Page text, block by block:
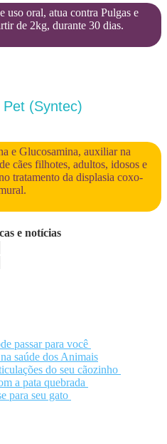
uso oral, atua contra Pulgas e
de 2kg, durante 30 dias.
(Syntec)
e Glucosamina, auxiliar na
cães filhotes, adultos, idosos e
tratamento da displasia coxo-
e notícias
passar para você
saúde dos Animais
do seu cãozinho
a pata quebrada
para seu gato